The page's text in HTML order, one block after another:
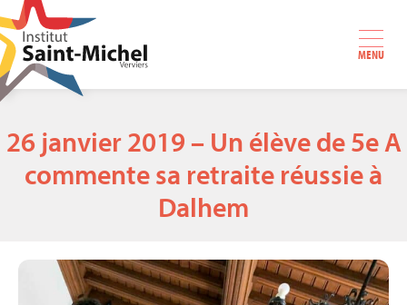
MENU
26 janvier 2019 – Un élève de 5e A
commente sa retraite réussie à
Dalhem